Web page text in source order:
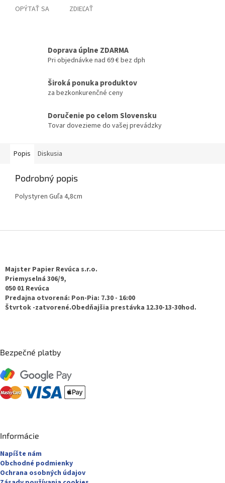
OPÝTAŤ SA ZDIEĽAŤ
Doprava úplne ZDARMA
Pri objednávke nad 69 € bez dph
Široká ponuka produktov
za bezkonkurenčné ceny
Doručenie po celom Slovensku
Tovar dovezieme do vašej prevádzky
Popis Diskusia
Podrobný popis
Polystyren Guľa 4,8cm
Majster Papier Revúca s.r.o.
Priemyselná 306/9,
050 01 Revúca
Predajna otvorená: Pon-Pia: 7.30 - 16:00
Štvrtok -zatvorené.Obedňajšia prestávka 12.30-13-30hod.
Bezpečné platby
Informácie
Napíšte nám
Obchodné podmienky
Ochrana osobných údajov